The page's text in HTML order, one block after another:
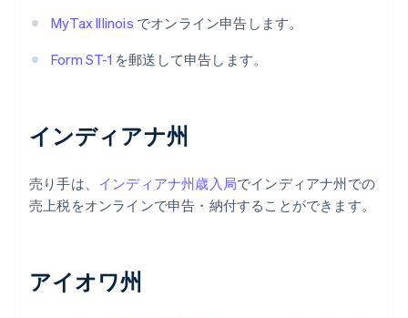
MyTax Illinois でオンライン申告します。
Form ST-1 を郵送して申告します。
インディアナ州
売り手は、 インディアナ州歳入局でインディアナ州での
売上税をオンラインで申告・納付することができます。
アイオワ州